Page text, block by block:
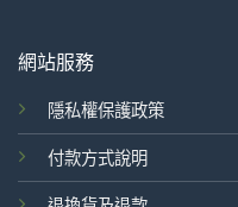
網站服務
隱私權保護政策
付款方式說明